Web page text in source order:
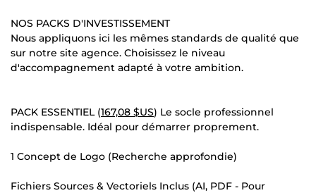
NOS PACKS D'INVESTISSEMENT
Nous appliquons ici les mêmes standards de qualité que
sur notre site agence. Choisissez le niveau
d'accompagnement adapté à votre ambition.
PACK ESSENTIEL (167,08 $US) Le socle professionnel
indispensable. Idéal pour démarrer proprement.
1 Concept de Logo (Recherche approfondie)
Fichiers Sources & Vectoriels Inclus (AI, PDF - Pour